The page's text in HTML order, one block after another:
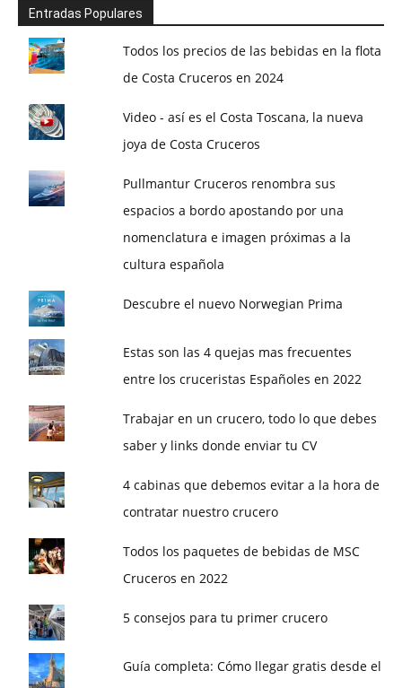
Entradas Populares
Todos los precios de las bebidas en la flota
de Costa Cruceros en 2024
Video - así es el Costa Toscana, la nueva
joya de Costa Cruceros
Pullmantur Cruceros renombra sus
espacios a bordo apostando por una
nomenclatura e imagen próximas a la
cultura española
Descubre el nuevo Norwegian Prima
Estas son las 4 quejas mas frecuentes
entre los cruceristas Españoles en 2022
Trabajar en un crucero, todo lo que debes
saber y links donde enviar tu CV
4 cabinas que debemos evitar a la hora de
contratar nuestro crucero
Todos los paquetes de bebidas de MSC
Cruceros en 2022
5 consejos para tu primer crucero
Guía completa: Cómo llegar gratis desde el